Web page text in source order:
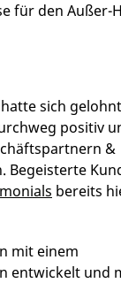
für den
sich
positiv
&
Begeisterte
bereits
mit einem
entwickelt und